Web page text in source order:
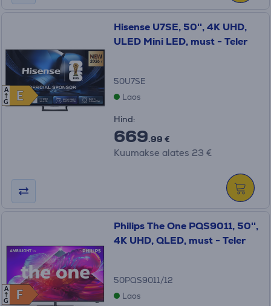
E
E
A
G
Hisense U7SE, 50'', 4K UHD,
ULED Mini LED, must - Teler
50U7SE
Laos
Hind:
669.99 €
Kuumakse alates 23 €
F
F
A
G
Philips The One PQS9011, 50'',
4K UHD, QLED, must - Teler
50PQS9011/12
Laos